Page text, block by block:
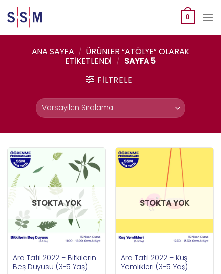
to
content
0
ANA SAYFA / ÜRÜNLER “ATÖLYE” OLARAK
ETIKETLENDI / SAYFA 5
FILTRELE
STOKTA YOK
Ara Tatil 2022 – Bitkilerin
Beş Duyusu (3-5 Yaş)
STOKTA YOK
Ara Tatil 2022 – Kuş
Yemlikleri (3-5 Yaş)